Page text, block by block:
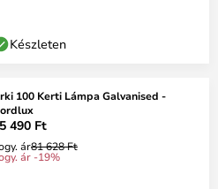
Készleten
100 Kerti Lámpa Galvanised -
490 Ft
ár81 628 Ft
ár -19%